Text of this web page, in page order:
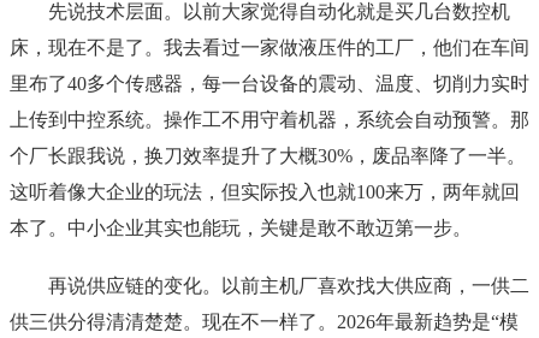
先说技术层面。以前大家觉得自动化就是买几台数控机
床，现在不是了。我去看过一家做液压件的工厂，他们在车间
里布了40多个传感器，每一台设备的震动、温度、切削力实时
上传到中控系统。操作工不用守着机器，系统会自动预警。那
个厂长跟我说，换刀效率提升了大概30%，废品率降了一半。
这听着像大企业的玩法，但实际投入也就100来万，两年就回
本了。中小企业其实也能玩，关键是敢不敢迈第一步。
再说供应链的变化。以前主机厂喜欢找大供应商，一供二
供三供分得清清楚楚。现在不一样了。2026年最新趋势是“模